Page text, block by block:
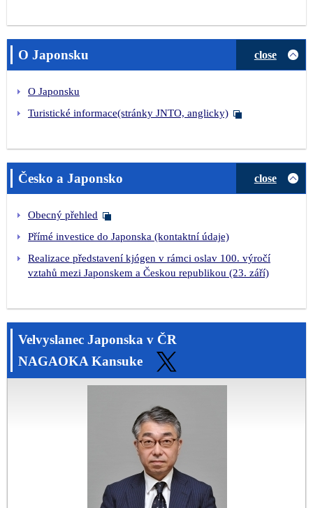
O Japonsku close
O Japonsku
Turistické informace(stránky JNTO, anglicky)
Česko a Japonsko close
Obecný přehled
Přímé investice do Japonska (kontaktní údaje)
Realizace představení kjógen v rámci oslav 100. výročí
vztahů mezi Japonskem a Českou republikou (23. září)
Velvyslanec Japonska v ČR
NAGAOKA Kansuke